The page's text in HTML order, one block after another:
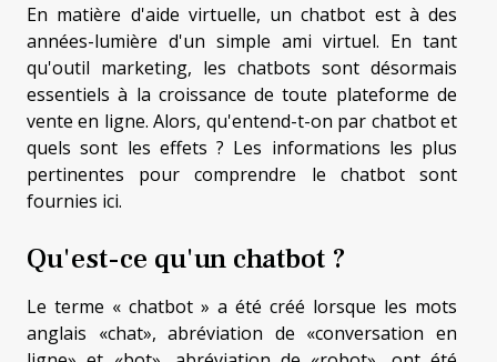
En matière d'aide virtuelle, un chatbot est à des
années-lumière d'un simple ami virtuel. En tant
qu'outil marketing, les chatbots sont désormais
essentiels à la croissance de toute plateforme de
vente en ligne. Alors, qu'entend-t-on par chatbot et
quels sont les effets ? Les informations les plus
pertinentes pour comprendre le chatbot sont
fournies ici.
Qu'est-ce qu'un chatbot ?
Le terme « chatbot » a été créé lorsque les mots
anglais «chat», abréviation de «conversation en